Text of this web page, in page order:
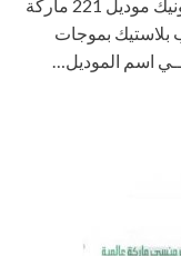
ماكينة لحام أنابيب بلاستيك بموجات التراسونيك موديل 221 ماركة
بلاستيك بموجات